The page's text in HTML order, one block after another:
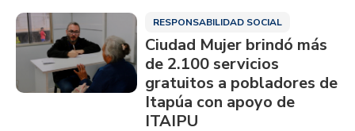
RESPONSABILIDAD SOCIAL
Ciudad Mujer brindó más
de 2.100 servicios
gratuitos a pobladores de
Itapúa con apoyo de
ITAIPU